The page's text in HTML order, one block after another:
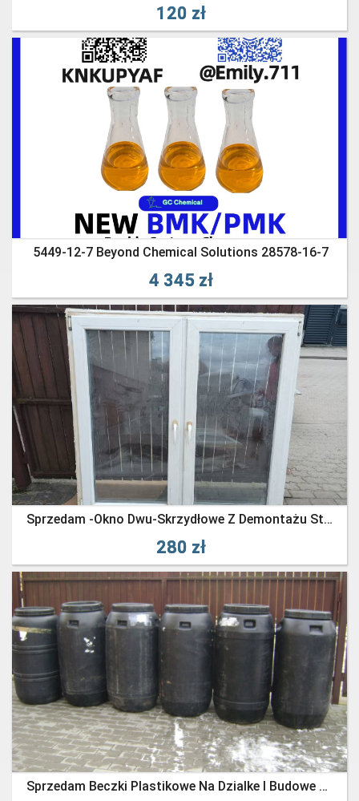
120 zł
5449-12-7 Beyond Chemical Solutions 28578-16-7
4 345 zł
Sprzedam -okno Dwu-Skrzydłowe Z Demontażu Stan B.dobry Uzywane -280zl
280 zł
Sprzedam Beczki Plastikowe Na Dzialke I Budowe Na Szambo-Wode-250l -po 110zl Za Sztuke